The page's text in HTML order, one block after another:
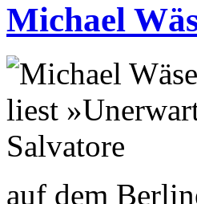
Michael
auf dem